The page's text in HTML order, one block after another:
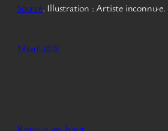
Source. Illustration : Artiste inconnu·e.
19 avril 2019